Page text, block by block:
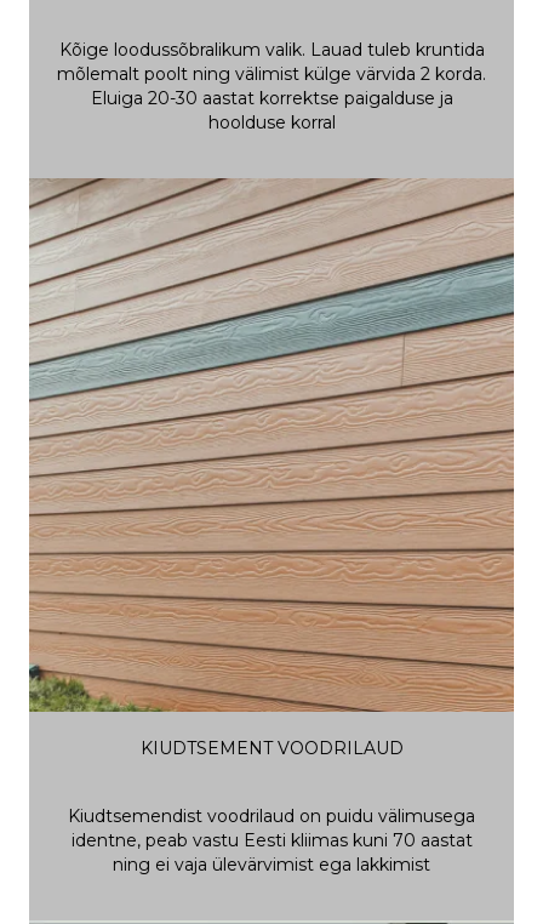
Kõige loodussõbralikum valik. Lauad tuleb kruntida
mõlemalt poolt ning välimist külge värvida 2 korda.
Eluiga 20-30 aastat korrektse paigalduse ja
hoolduse korral
KIUDTSEMENT VOODRILAUD
Kiudtsemendist voodrilaud on puidu välimusega
identne, peab vastu Eesti kliimas kuni 70 aastat
ning ei vaja ülevärvimist ega lakkimist